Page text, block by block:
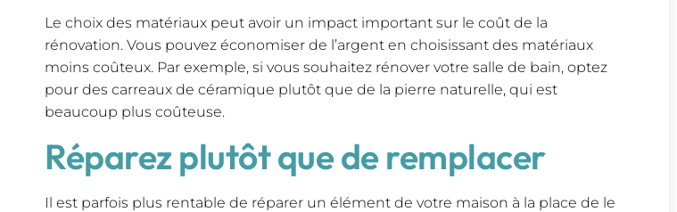
Le choix des matériaux peut avoir un impact important sur le coût de la
rénovation. Vous pouvez économiser de l’argent en choisissant des matériaux
moins coûteux. Par exemple, si vous souhaitez rénover votre salle de bain, optez
pour des carreaux de céramique plutôt que de la pierre naturelle, qui est
beaucoup plus coûteuse.
Réparez plutôt que de remplacer
Il est parfois plus rentable de réparer un élément de votre maison à la place de le